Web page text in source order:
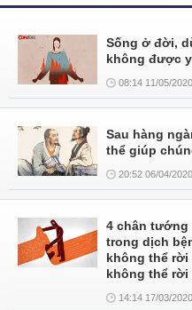
Sống ở đời,
không được
08:14 11/05/2020
Sau hàng
thể giúp
20:52 06/04/2020
4 chân tướng
trong dịch
không thể rời
không thể rời
14:14 17/03/2020